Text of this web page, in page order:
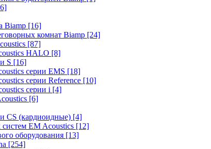
Biamp [16]
комнат Biamp [24]
[87]
HALO [8]
S [16]
серии EMS [18]
серии Reference [10]
серии i [4]
[6]
CS (кардиоидные) [4]
систем EM Acoustics [12]
оборудования [13]
[254]